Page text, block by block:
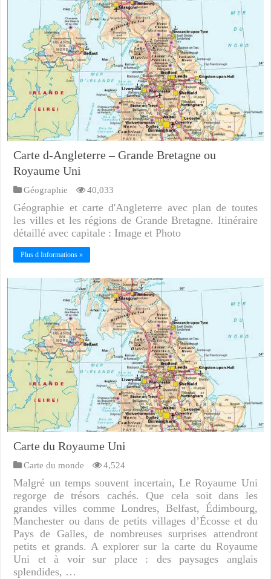
Carte d-Angleterre – Grande Bretagne ou
Royaume Uni
Géographie 40,033
Géographie et carte d'Angleterre avec plan de toutes
les villes et les régions de Grande Bretagne. Itinéraire
détaillé avec capitale : Image et Photo
Plus d Informations »
Carte du Royaume Uni
Carte du monde 4,524
Malgré un temps souvent incertain, Le Royaume Uni
regorge de trésors cachés. Que cela soit dans les
grandes villes comme Londres, Belfast, Édimbourg,
Manchester ou dans de petits villages d’Écosse et du
Pays de Galles, de nombreuses surprises attendront
petits et grands. A explorer sur la carte du Royaume
Uni et à voir sur place : des paysages anglais
splendides, …